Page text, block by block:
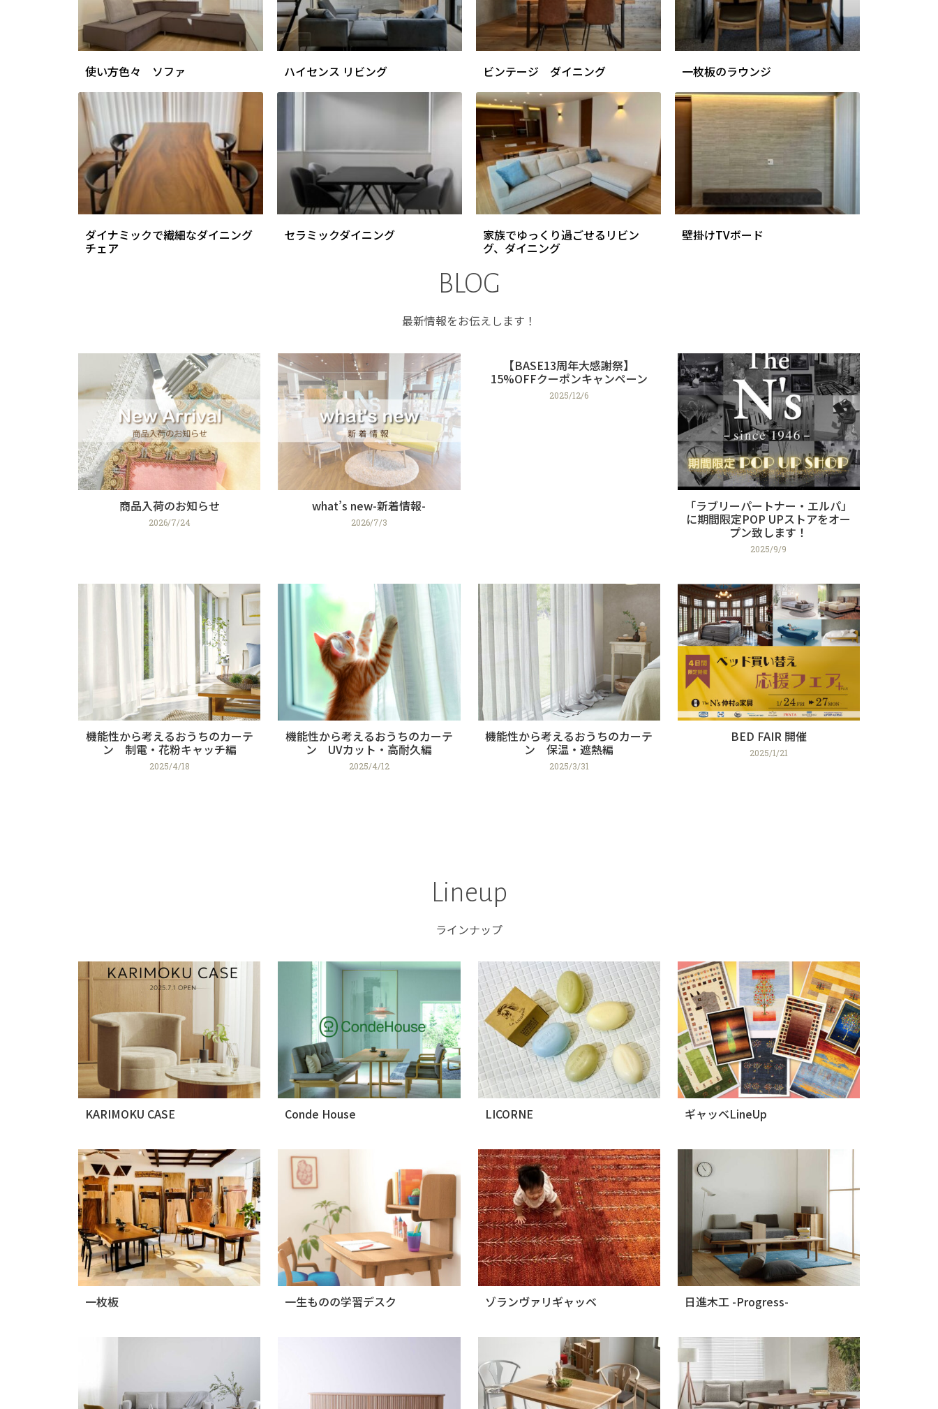
使い方色々 ソファ ハイセンス リビング ビンテージ ダイニング 一枚板のラウンジ
ダイナミックで繊細なダイニング
チェア
セラミックダイニング 家族でゆっくり過ごせるリビン
グ、ダイニング
壁掛けTVボード
BLOG
最新情報をお伝えします！
商品入荷のお知らせ
2026/7/24
what’s new-新着情報-
2026/7/3
【BASE13周年大感謝祭】
15%OFFクーポンキャンペーン
2025/12/6
「ラブリーパートナー・エルパ」
に期間限定POP UPストアをオー
プン致します！
2025/9/9
機能性から考えるおうちのカーテ
ン 制電・花粉キャッチ編
2025/4/18
機能性から考えるおうちのカーテ
ン UVカット・高耐久編
2025/4/12
機能性から考えるおうちのカーテ
ン 保温・遮熱編
2025/3/31
BED FAIR 開催
2025/1/21
Lineup
ラインナップ
KARIMOKU CASE Conde House LICORNE ギャッベLineUp
一枚板 一生ものの学習デスク ゾランヴァリギャッベ 日進木工 -Progress-